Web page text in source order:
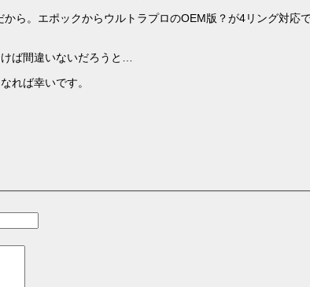
ら。エポックからウルトラプロのOEM版？が4リング対
ば間違いないだろうと…
れば幸いです。